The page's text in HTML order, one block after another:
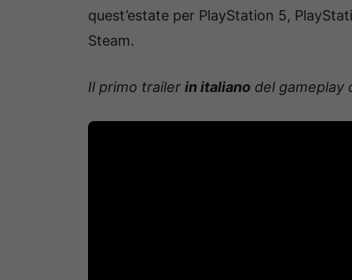
quest’estate per PlayStation 5,
Steam.
Il primo trailer in italiano del gameplay